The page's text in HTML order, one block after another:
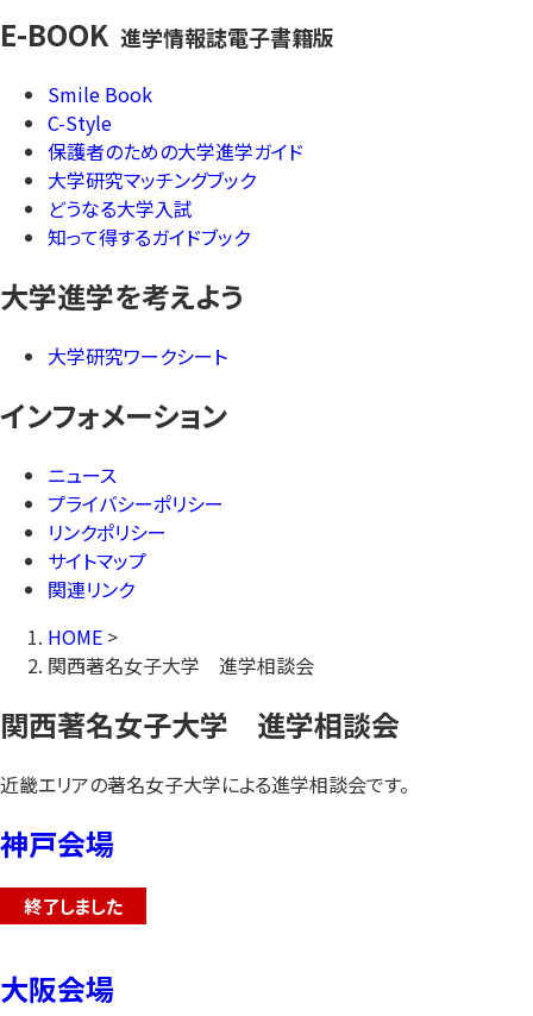
E-BOOK 進学情報誌電子書籍版
Smile Book
C-Style
保護者のための大学進学ガイド
大学研究マッチングブック
どうなる大学入試
知って得するガイドブック
大学進学を考えよう
大学研究ワークシート
インフォメーション
ニュース
プライバシーポリシー
リンクポリシー
サイトマップ
関連リンク
HOME >
関西著名女子大学 進学相談会
関西著名女子大学 進学相談会
近畿エリアの著名女子大学による進学相談会です。
神戸会場
終了しました
大阪会場